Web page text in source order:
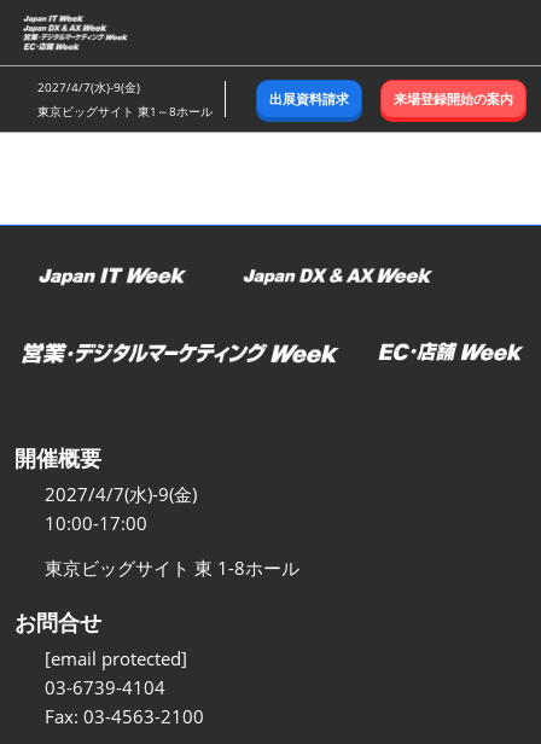
ス
キ
ッ
し
む
2027/4/7(水)-9(金)
東京ビッグサイト 東1～8ホール
出展資料請求 来場登録開始の案内
開催概要
2027/4/7(水)-9(金)
10:00-17:00
東京ビッグサイト 東 1-8ホール
お問合せ
[email protected]
03-6739-4104
Fax: 03-4563-2100